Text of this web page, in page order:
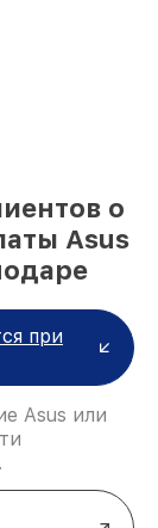
о
Asus
при
Asus или